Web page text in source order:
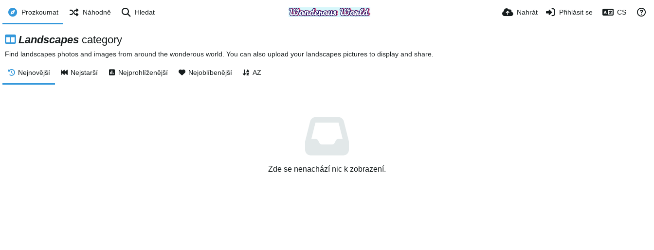
Prozkoumat Náhodně Hledat Nahrát Přihlásit se CS
Landscapes category
Find landscapes photos and images from around the wonderous world. You can also upload your landscapes pictures to display and share.
Nejnovější Nejstarší Nejprohlíženější Nejoblíbenější AZ
Zde se nenachází nic k zobrazení.